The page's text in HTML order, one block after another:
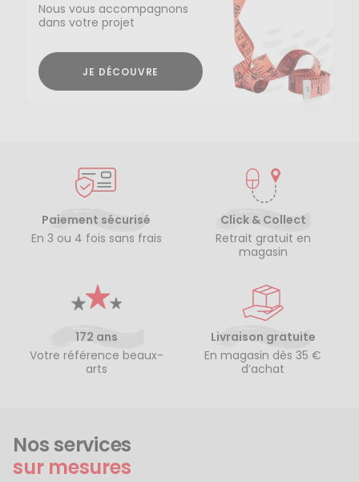
Nous vous accompagnons
dans votre projet
JE DÉCOUVRE
Paiement sécurisé
En 3 ou 4 fois sans frais
Click & Collect
Retrait gratuit en
magasin
172 ans
Votre référence beaux-
arts
Livraison gratuite
En magasin dès 35 €
d’achat
Nos services
sur mesures